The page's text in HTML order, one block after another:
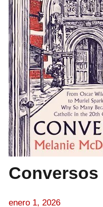
Conversos
enero 1, 2026